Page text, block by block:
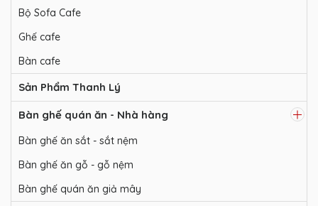
Bộ Sofa Cafe
Ghế cafe
Bàn cafe
Sản Phẩm Thanh Lý
Bàn ghế quán ăn - Nhà hàng
Bàn ghế ăn sắt - sắt nệm
Bàn ghế ăn gỗ - gỗ nệm
Bàn ghế quán ăn giả mây